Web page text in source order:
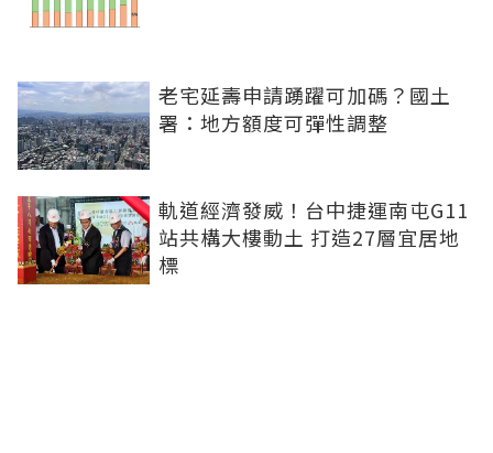
老宅延壽申請踴躍可加碼？國土
署：地方額度可彈性調整
軌道經濟發威！台中捷運南屯G11
站共構大樓動土 打造27層宜居地
標